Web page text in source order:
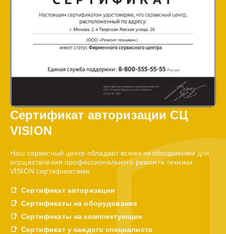
Сертификат авторизации СЦ
VISION
Наш сервисный центр обладает всеми необходимыми для
осуществления профессионального ремонта техники
VISION сертификатами:
Сертификат авторизации
Сертификаты на оборудование
Сертификаты на комплектующие
Сертификат у каждого специалиста